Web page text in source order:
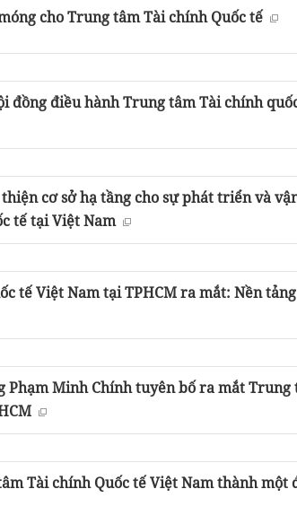
cho Trung tâm Tài chính Quốc tế
đồng điều hành Trung tâm Tài chính
cơ sở hạ tầng cho sự phát triển và
tế tại Việt Nam
tế Việt Nam tại TPHCM ra mắt: Nền
Phạm Minh Chính tuyên bố ra mắt Trung
Tài chính Quốc tế Việt Nam thành một